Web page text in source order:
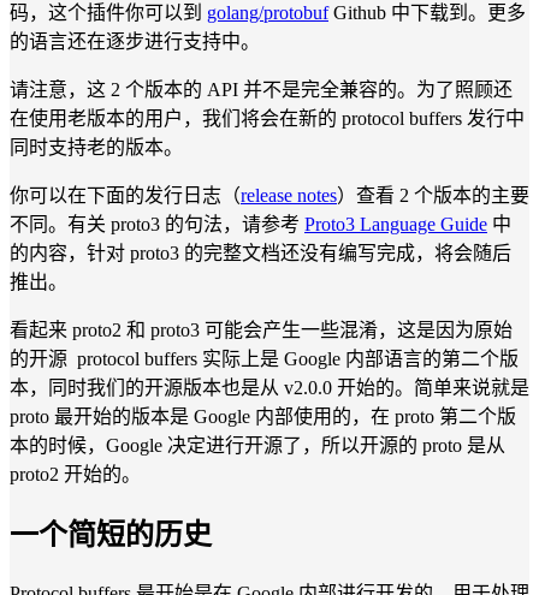
码，这个插件你可以到 golang/protobufGithub 中下载到。更多
的语言还在逐步进行支持中。
请注意，这 2 个版本的 API 并不是完全兼容的。为了照顾还
在使用老版本的用户，我们将会在新的 protocol buffers 发行中
同时支持老的版本。
你可以在下面的发行日志（release notes）查看 2 个版本的主要
不同。有关 proto3 的句法，请参考 Proto3 Language Guide 中
的内容，针对 proto3 的完整文档还没有编写完成，将会随后
推出。
看起来 proto2 和 proto3 可能会产生一些混淆，这是因为原始
的开源 protocol buffers 实际上是 Google 内部语言的第二个版
本，同时我们的开源版本也是从 v2.0.0 开始的。简单来说就是
proto 最开始的版本是 Google 内部使用的，在 proto 第二个版
本的时候，Google 决定进行开源了，所以开源的 proto 是从
proto2 开始的。
一个简短的历史